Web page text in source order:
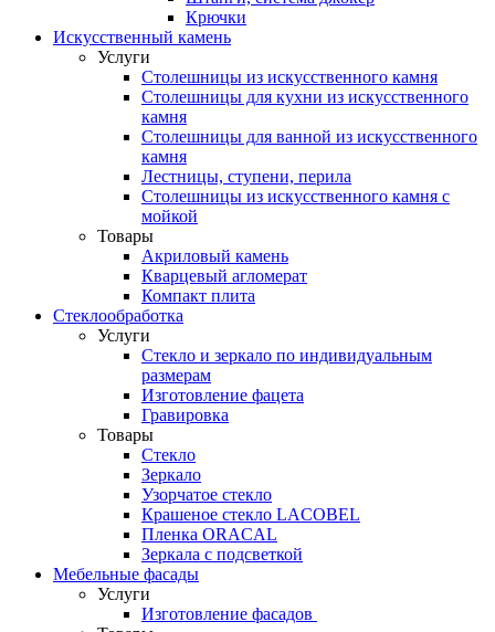
Крючки
Искусственный камень
Услуги
Столешницы из искусственного камня
Столешницы для кухни из искусственного
камня
Столешницы для ванной из искусственного
камня
Лестницы, ступени, перила
Столешницы из искусственного камня с
мойкой
Товары
Акриловый камень
Кварцевый агломерат
Компакт плита
Стеклообработка
Услуги
Стекло и зеркало по индивидуальным
размерам
Изготовление фацета
Гравировка
Товары
Стекло
Зеркало
Узорчатое стекло
Крашеное стекло LACOBEL
Пленка ORACAL
Зеркала с подсветкой
Мебельные фасады
Услуги
Изготовление фасадов